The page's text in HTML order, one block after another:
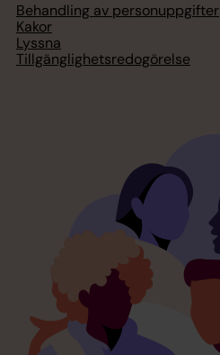
Behandling av personuppgifter
Kakor
Lyssna
Tillgänglighetsredogörelse